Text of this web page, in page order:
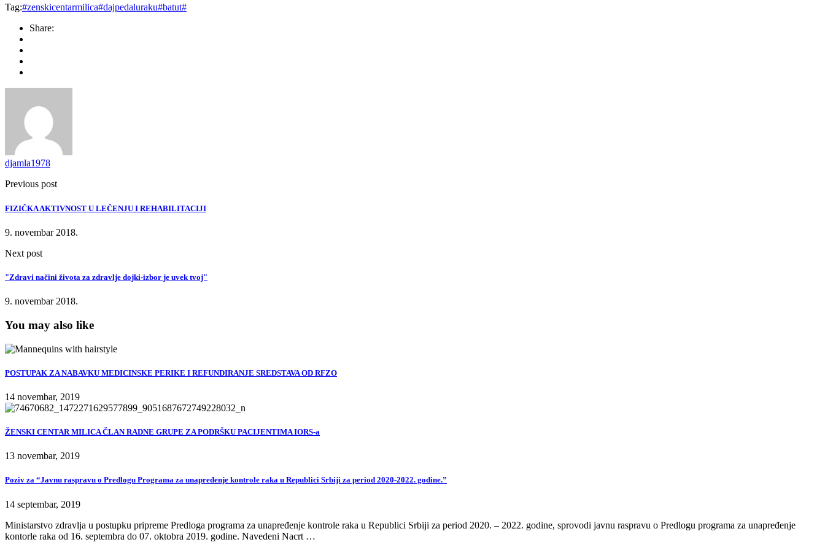
Tag:#zenskicentarmilica#dajpedaluraku#batut#
Share:
djamla1978
Previous post
FIZIČKA AKTIVNOST U LEČENJU I REHABILITACIJI
9. novembar 2018.
Next post
"Zdravi načini života za zdravlje dojki-izbor je uvek tvoj"
9. novembar 2018.
You may also like
POSTUPAK ZA NABAVKU MEDICINSKE PERIKE I REFUNDIRANJE SREDSTAVA OD RFZO
14 novembar, 2019
ŽENSKI CENTAR MILICA ČLAN RADNE GRUPE ZA PODRŠKU PACIJENTIMA IORS-a
13 novembar, 2019
Poziv za “Javnu raspravu o Predlogu Programa za unapređenje kontrole raka u Republici Srbiji za period 2020-2022. godine.”
14 septembar, 2019
Ministarstvo zdravlja u postupku pripreme Predloga programa za unapređenje kontrole raka u Republici Srbiji za period 2020. – 2022. godine, sprovodi javnu raspravu o Predlogu programa za unapređenje
kontorle raka od 16. septembra do 07. oktobra 2019. godine. Navedeni Nacrt …